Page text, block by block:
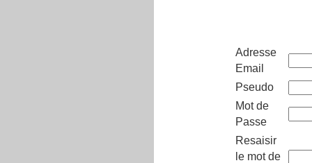
Adresse
Email
Pseudo
Mot de
Passe
Resaisir
le mot de